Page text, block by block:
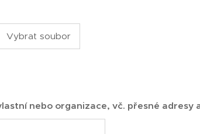
Vybrat soubor
nebo organizace, vč. přesné adresy